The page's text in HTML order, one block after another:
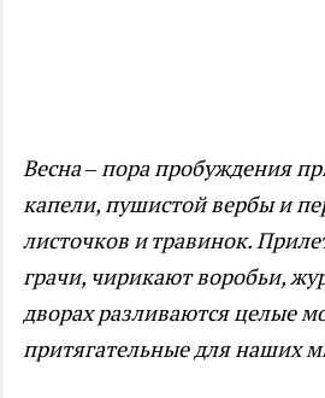
Весна – пора пробуждения
капели, пушистой вербы и
листочков и травинок.
грачи, чирикают воробьи,
дворах разливаются целые
притягательные для наших